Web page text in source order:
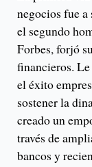
negocios fue a
el segundo
Forbes, forjó
financieros.
el éxito
sostener la
creado un
través de
bancos y